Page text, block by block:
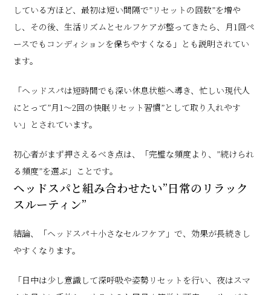
している方ほど、最初は短い間隔で”リセットの回数”を増や
し、その後、生活リズムとセルフケアが整ってきたら、月1回ペ
ースでもコンディションを保ちやすくなる」とも説明されてい
ます。
「ヘッドスパは短時間でも深い休息状態へ導き、忙しい現代人
にとって”月1〜2回の快眠リセット習慣”として取り入れやす
い」とされています。
初心者がまず押さえるべき点は、「完璧な頻度より、”続けられ
る頻度”を選ぶ」ことです。
ヘッドスパと組み合わせたい”日常のリラック
スルーティン”
結論、「ヘッドスパ＋小さなセルフケア」で、効果が長続きし
やすくなります。
「日中は少し意識して深呼吸や姿勢リセットを行い、夜はスマ